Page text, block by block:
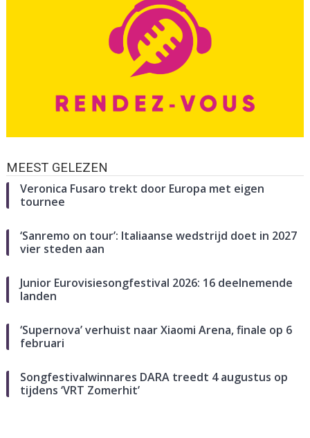
MEEST GELEZEN
Veronica Fusaro trekt door Europa met eigen
tournee
‘Sanremo on tour’: Italiaanse wedstrijd doet in 2027
vier steden aan
Junior Eurovisiesongfestival 2026: 16 deelnemende
landen
‘Supernova’ verhuist naar Xiaomi Arena, finale op 6
februari
Songfestivalwinnares DARA treedt 4 augustus op
tijdens ‘VRT Zomerhit’